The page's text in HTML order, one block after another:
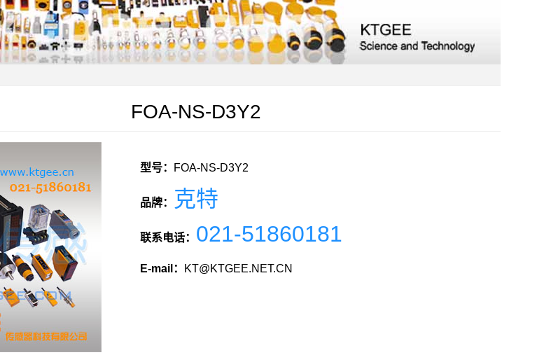
FOA-NS-D3Y2
型号： FOA-NS-D3Y2
品牌： 克特
联系电话： 021-51860181
E-mail： KT@KTGEE.NET.CN